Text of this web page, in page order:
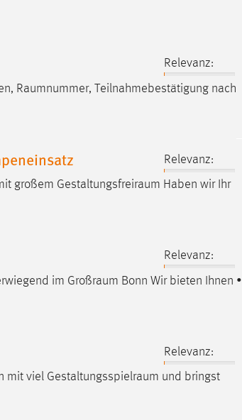
Relevanz:
Raumnummer, Teilnahmebestätigung nach
Relevanz:
großem Gestaltungsfreiraum Haben wir Ihr
Relevanz:
im Großraum Bonn Wir bieten Ihnen •
Relevanz:
mit viel Gestaltungsspielraum und bringst